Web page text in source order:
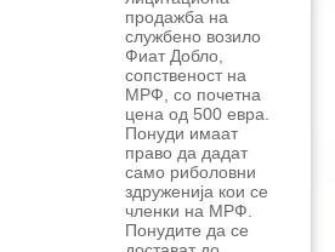
продажба на
службено возило
Фиат Добло,
сопственост на
МРФ, со почетна
цена од 500 евра.
Понуди имаат
право да дадат
само риболовни
здруженија кои се
членки на МРФ.
Понудите да се